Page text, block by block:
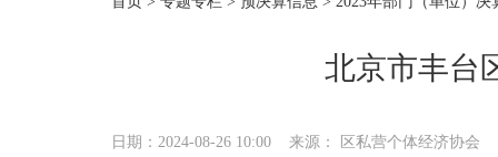
北京市丰台
日期：2024-08-26 10:00 来源： 区私营个体经济协会